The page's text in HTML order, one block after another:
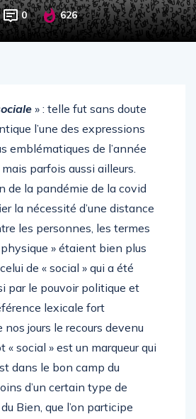
0 626
» : telle fut sans doute
l’une des expressions
emblématiques de l’année
parfois aussi ailleurs.
de la pandémie de la covid
la nécessité d’une distance
les personnes, les termes
physique » étaient bien plus
de « social » qui a été
par le pouvoir politique et
lexicale fort
jours le recours devenu
« social » est un marqueur qui
dans le bon camp du
d’un certain type de
Bien, que l’on participe